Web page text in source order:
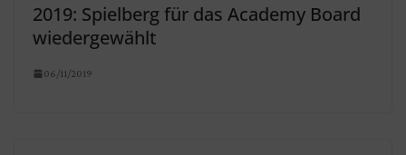
2019: Spielberg für das Academy Board
wiedergewählt
06/11/2019